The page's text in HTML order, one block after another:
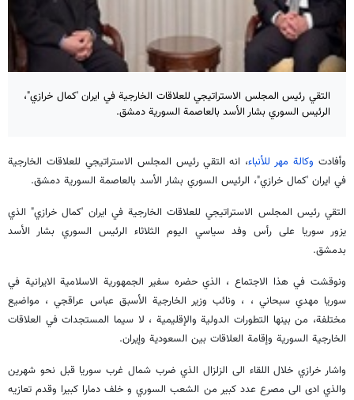
التقي رئيس المجلس الاستراتيجي للعلاقات الخارجية في ايران 'كمال خرازي"،
الرئيس السوري بشار الأسد بالعاصمة السوریة دمشق.
وأفادت وكالة مهر للأنباء، انه التقي رئيس المجلس الاستراتيجي للعلاقات الخارجية
في ايران 'كمال خرازي"، الرئيس السوري بشار الأسد بالعاصمة السوریة دمشق.
التقي رئيس المجلس الاستراتيجي للعلاقات الخارجية في ايران 'كمال خرازي" الذي
يزور سوريا على رأس وفد سياسي اليوم الثلاثاء الرئيس السوري بشار الأسد
بدمشق.
ونوقشت في هذا الاجتماع ، الذي حضره سفير الجمهورية الاسلامية الايرانية في
سوريا مهدي سبحاني ، ، ونائب وزير الخارجية الأسبق عباس عراقجي ، مواضيع
مختلفة، من بينها التطورات الدولية والإقليمية ، لا سيما المستجدات في العلاقات
الخارجية السورية وإقامة العلاقات بين السعودية وإيران.
واشار خرازي خلال اللقاء الى الزلزال الذي ضرب شمال غرب سوريا قبل نحو شهرين
والذي ادى الى مصرع عدد كبير من الشعب السوري و خلف دمارا كبيرا وقدم تعازيه